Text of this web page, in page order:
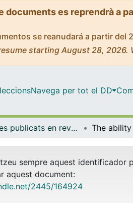
es reprendrà a
se reanudará a partir del
starting August 28, 2026.
Navega per tot el DD
Articles publicats en revistes (Ciència dels Materials i Química Física)
sempre aquest identificador
aquest document:
2445/164924